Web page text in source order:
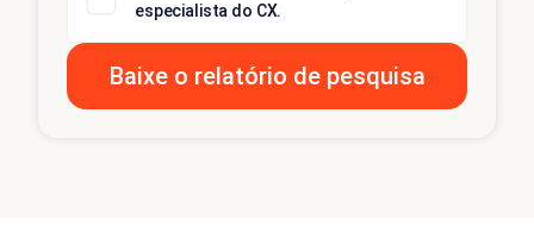
especialista do CX.